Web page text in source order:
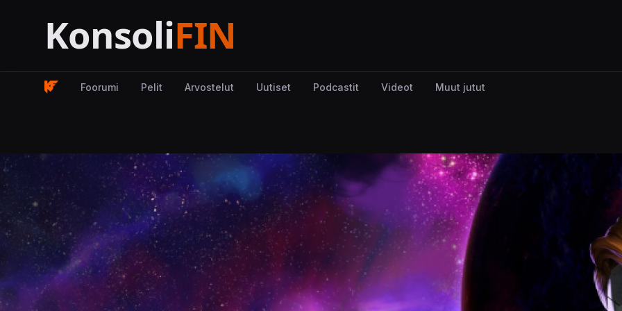
Foorumi Pelit Arvostelut Uutiset Podcastit Videot Muut jutut